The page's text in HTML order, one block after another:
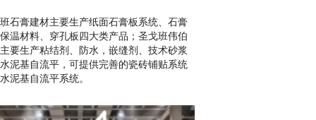
石膏建材主要生产纸面石膏板系统、石膏
温材料、穿孔板四大类产品；圣戈班伟伯
要生产粘结剂、防水，嵌缝剂、技术砂浆
泥基自流平，可提供完善的瓷砖铺贴系统
泥基自流平系统。